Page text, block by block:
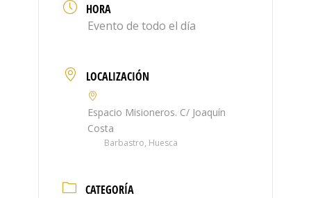
HORA
Evento de todo el día
LOCALIZACIÓN
Espacio Misioneros. C/ Joaquín
Costa
Barbastro, Huesca
CATEGORÍA